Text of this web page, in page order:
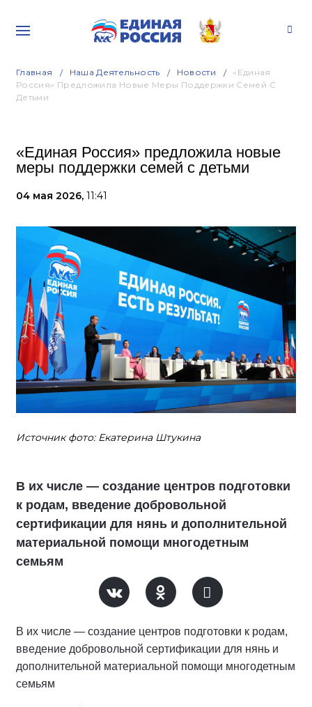
Главная Наша Деятельность Новости
«Единая
Россия» Предложила Новые Меры Поддержки Семей С
Детьми
«Единая Россия» предложила новые
меры поддержки семей с детьми
04 мая 2026, 11:41
Источник фото: Екатерина Штукина
В их числе — создание центров подготовки
к родам, введение добровольной
сертификации для нянь и дополнительной
материальной помощи многодетным
семьям
В их числе — создание центров подготовки к родам,
введение добровольной сертификации для нянь и
дополнительной материальной помощи многодетным
семьям